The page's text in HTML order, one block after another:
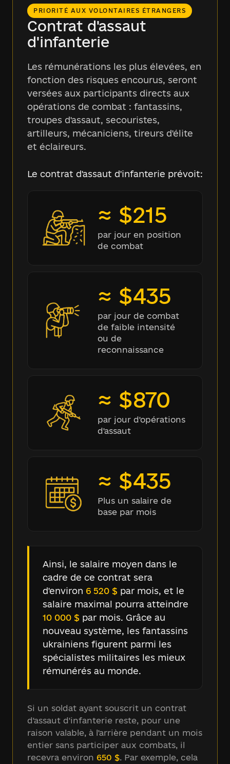
PRIORITÉ AUX VOLONTAIRES ÉTRANGERS
Contrat d'assaut
d'infanterie
Les rémunérations les plus élevées, en
fonction des risques encourus, seront
versées aux participants directs aux
opérations de combat : fantassins,
troupes d'assaut, secouristes,
artilleurs, mécaniciens, tireurs d'élite
et éclaireurs.
Le contrat d'assaut d'infanterie prévoit:
≈ $215
par jour en position
de combat
≈ $435
par jour de combat
de faible intensité
ou de
reconnaissance
≈ $870
par jour d'opérations
d'assaut
≈ $435
Plus un salaire de
base par mois
Ainsi, le salaire moyen dans le
cadre de ce contrat sera
d'environ 6 520 $ par mois, et le
salaire maximal pourra atteindre
10 000 $ par mois. Grâce au
nouveau système, les fantassins
ukrainiens figurent parmi les
spécialistes militaires les mieux
rémunérés au monde.
Si un soldat ayant souscrit un contrat
d'assaut d'infanterie reste, pour une
raison valable, à l'arrière pendant un mois
entier sans participer aux combats, il
recevra environ 650 $. Par exemple, cela